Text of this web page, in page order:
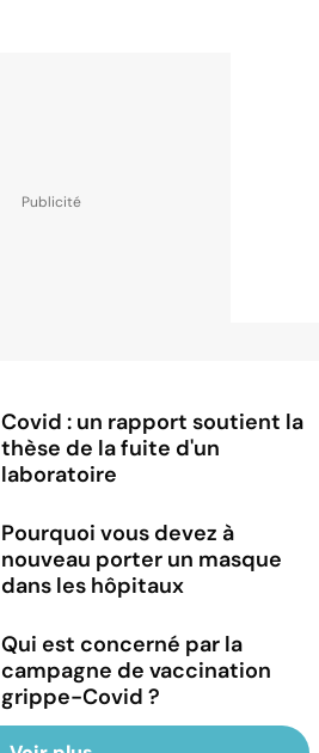
Covid : un rapport soutient la
thèse de la fuite d'un
laboratoire
Pourquoi vous devez à
nouveau porter un masque
dans les hôpitaux
Qui est concerné par la
campagne de vaccination
grippe-Covid ?